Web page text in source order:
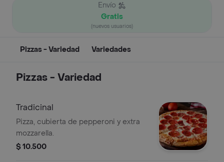
Envío
Gratis
(nuevos usuarios)
Pizzas - Variedad Variedades
Pizzas - Variedad
Tradicinal
Pizza, cubierta de pepperoni y extra
mozzarella.
$ 10.500